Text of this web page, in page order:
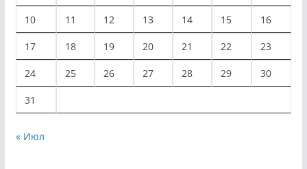
10 11 12 13 14 15 16
17 18 19 20 21 22 23
24 25 26 27 28 29 30
31
« Июл